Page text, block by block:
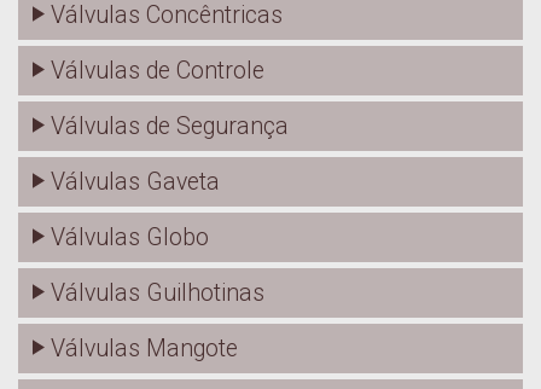
Válvulas Concêntricas
Válvulas de Controle
Válvulas de Segurança
Válvulas Gaveta
Válvulas Globo
Válvulas Guilhotinas
Válvulas Mangote